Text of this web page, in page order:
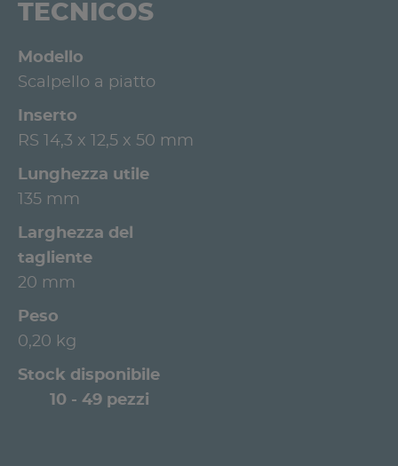
TECNICOS
Modello
Scalpello a piatto
Inserto
RS 14,3 x 12,5 x 50 mm
Lunghezza utile
135 mm
Larghezza del
tagliente
20 mm
Peso
0,20 kg
Stock disponibile
10 - 49 pezzi